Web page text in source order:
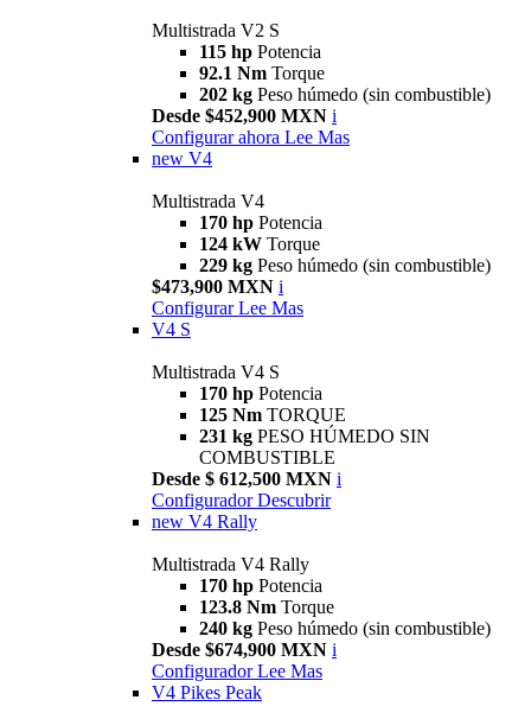
Multistrada V2 S
115 hp Potencia
92.1 Nm Torque
202 kg Peso húmedo (sin combustible)
Desde $452,900 MXN i
Configurar ahora Lee Mas
new V4
Multistrada V4
170 hp Potencia
124 kW Torque
229 kg Peso húmedo (sin combustible)
$473,900 MXN i
Configurar Lee Mas
V4 S
Multistrada V4 S
170 hp Potencia
125 Nm TORQUE
231 kg PESO HÚMEDO SIN
COMBUSTIBLE
Desde $ 612,500 MXN i
Configurador Descubrir
new V4 Rally
Multistrada V4 Rally
170 hp Potencia
123.8 Nm Torque
240 kg Peso húmedo (sin combustible)
Desde $674,900 MXN i
Configurador Lee Mas
V4 Pikes Peak